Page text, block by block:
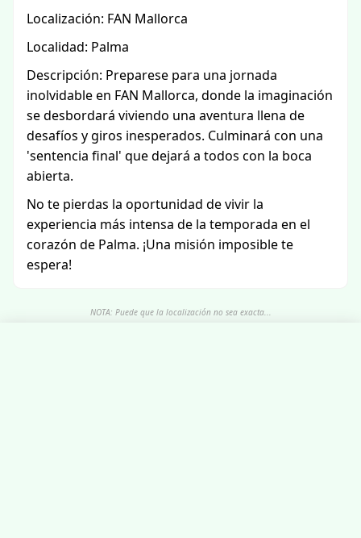
Localización: FAN Mallorca
Localidad: Palma
Descripción: Preparese para una jornada
inolvidable en FAN Mallorca, donde la imaginación
se desbordará viviendo una aventura llena de
desafíos y giros inesperados. Culminará con una
'sentencia final' que dejará a todos con la boca
abierta.
No te pierdas la oportunidad de vivir la
experiencia más intensa de la temporada en el
corazón de Palma. ¡Una misión imposible te
espera!
NOTA: Puede que la localización no sea exacta...